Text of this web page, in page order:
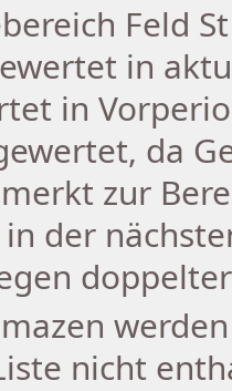
Feld
in
in
da
zur
der
nicht